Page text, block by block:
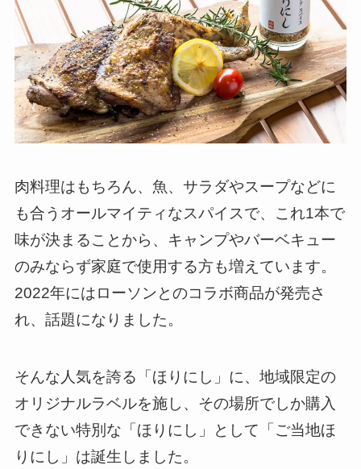
肉料理はもちろん、魚、サラダやスープなどに
も合うオールマイティなスパイスで、これ1本で
味が決まることから、キャンプやバーベキュー
のみならず家庭で使用する方も増えています。
2022年にはローソンとのコラボ商品が発売さ
れ、話題になりました。
そんな人気を誇る「ほりにし」に、地域限定の
オリジナルラベルを施し、その場所でしか購入
できない特別な「ほりにし」として「ご当地ほ
りにし」は誕生しました。